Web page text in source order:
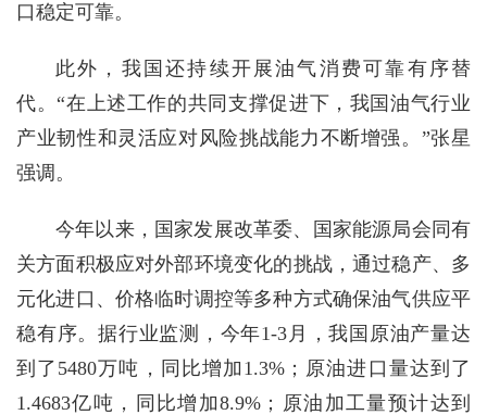
口稳定可靠。
此外，我国还持续开展油气消费可靠有序替
代。“在上述工作的共同支撑促进下，我国油气行业
产业韧性和灵活应对风险挑战能力不断增强。”张星
强调。
今年以来，国家发展改革委、国家能源局会同有
关方面积极应对外部环境变化的挑战，通过稳产、多
元化进口、价格临时调控等多种方式确保油气供应平
稳有序。据行业监测，今年1-3月，我国原油产量达
到了5480万吨，同比增加1.3%；原油进口量达到了
1.4683亿吨，同比增加8.9%；原油加工量预计达到